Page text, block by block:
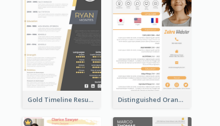
Gold Timeline Resume Distinguished Orange College Student Resume